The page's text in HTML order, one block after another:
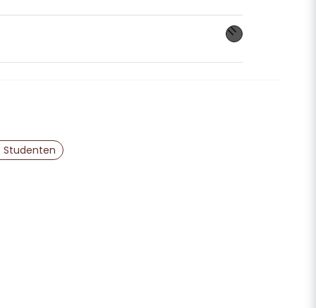
luft, EJ HELIUM!
upphängning
komplett firande.
email
Studenten